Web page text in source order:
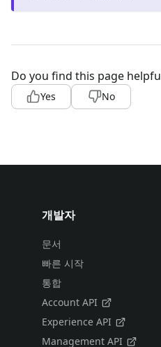
Do you find this page
Yes No
개발자
문서
빠른 시작
통합
Account API
Experience API
Management API